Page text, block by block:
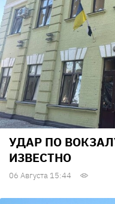
УДАР ПО
ИЗВЕСТНО
06 Августа 15:44